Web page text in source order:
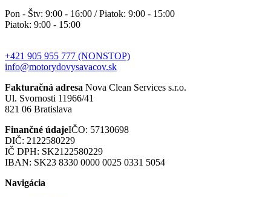
Pon - Štv: 9:00 - 16:00 / Piatok: 9:00 - 15:00
Piatok: 9:00 - 15:00
+421 905 955 777 (NONSTOP)
info@motorydovysavacov.sk
Fakturačná adresa Nova Clean Services s.r.o.
Ul. Svornosti 11966/41
821 06 Bratislava
Finančné údajeIČO: 57130698
DIČ: 2122580229
IČ DPH: SK2122580229
IBAN: SK23 8330 0000 0025 0331 5054
Navigácia